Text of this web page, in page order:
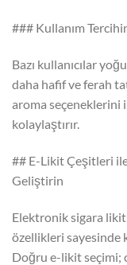
### Kullanım
Bazı kullanıcılar
daha hafif ve ferah
aroma seçeneklerini
kolaylaştırır.
## E-Likit Çeşitleri
Geliştirin
Elektronik sigara
özellikleri sayesinde
Doğru e-likit seçimi;